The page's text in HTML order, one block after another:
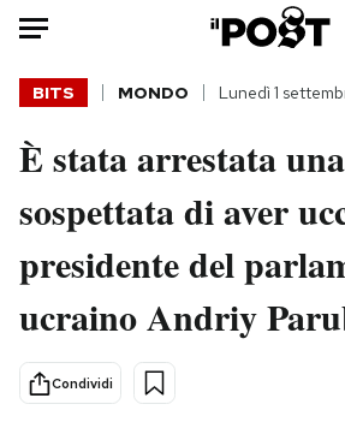
Auto
HOME
Italia
Mondo
Politica
Tecnologia
Scienza
Cultura
Ok
BITS MONDO Lunedì 1
È stata arrestata
sospettata di aver
presidente del
ucraino Andriy
Condividi